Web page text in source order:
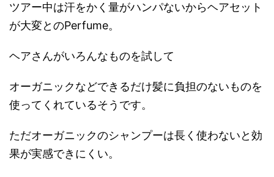
ツアー中は汗をかく量がハンパないからヘアセット
が大変とのPerfume。
ヘアさんがいろんなものを試して
オーガニックなどできるだけ髪に負担のないものを
使ってくれているそうです。
ただオーガニックのシャンプーは長く使わないと効
果が実感できにくい。